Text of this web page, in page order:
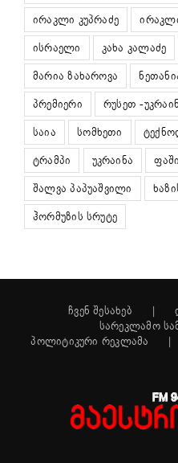
ირაკლი კუპრაძე
ისრაელი
კახა კალაძე
მარია ზახაროვა
პრემიერი
რუსეთ -
საია
სომხეთი
ტრამპი
უკრაინა
შალვა პაპუაშვილი
ჰორმუზის სრუტე
ჩვენ შესახებ
სარეკლამო
პოლიტიკური რეკლამა